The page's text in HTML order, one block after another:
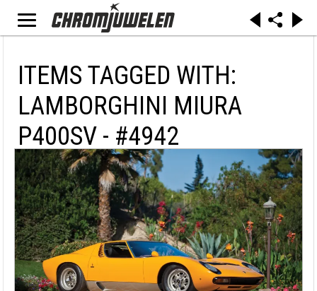
ITEMS TAGGED WITH:
LAMBORGHINI MIURA
P400SV - #4942